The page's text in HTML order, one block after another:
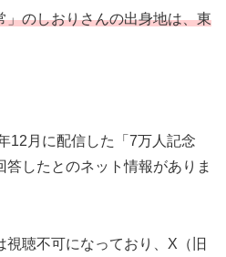
」のしおりさんの出身地は、東
12月に配信した「7万人記念
したとのネット情報がありま
視聴不可になっており、X（旧